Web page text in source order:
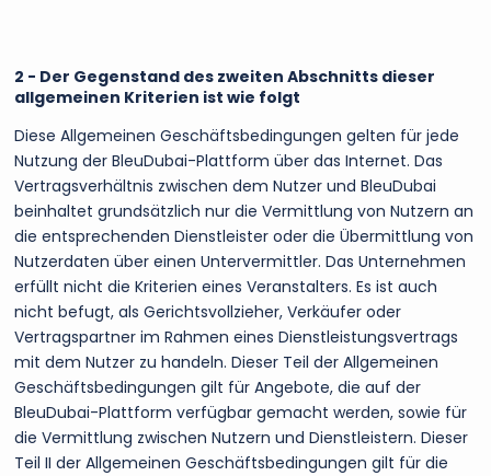
2 - Der Gegenstand des zweiten Abschnitts dieser
allgemeinen Kriterien ist wie folgt
Diese Allgemeinen Geschäftsbedingungen gelten für jede
Nutzung der BleuDubai-Plattform über das Internet. Das
Vertragsverhältnis zwischen dem Nutzer und BleuDubai
beinhaltet grundsätzlich nur die Vermittlung von Nutzern an
die entsprechenden Dienstleister oder die Übermittlung von
Nutzerdaten über einen Untervermittler. Das Unternehmen
erfüllt nicht die Kriterien eines Veranstalters. Es ist auch
nicht befugt, als Gerichtsvollzieher, Verkäufer oder
Vertragspartner im Rahmen eines Dienstleistungsvertrags
mit dem Nutzer zu handeln. Dieser Teil der Allgemeinen
Geschäftsbedingungen gilt für Angebote, die auf der
BleuDubai-Plattform verfügbar gemacht werden, sowie für
die Vermittlung zwischen Nutzern und Dienstleistern. Dieser
Teil II der Allgemeinen Geschäftsbedingungen gilt für die